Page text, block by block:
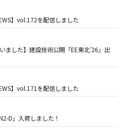
】vol.172を配信しました
ました】建設技術公開「EE東北’26」出
】vol.171を配信しました
D」入荷しました！